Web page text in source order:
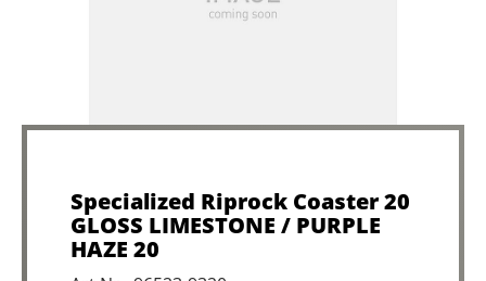
Specialized Riprock Coaster 20
GLOSS LIMESTONE / PURPLE
HAZE 20